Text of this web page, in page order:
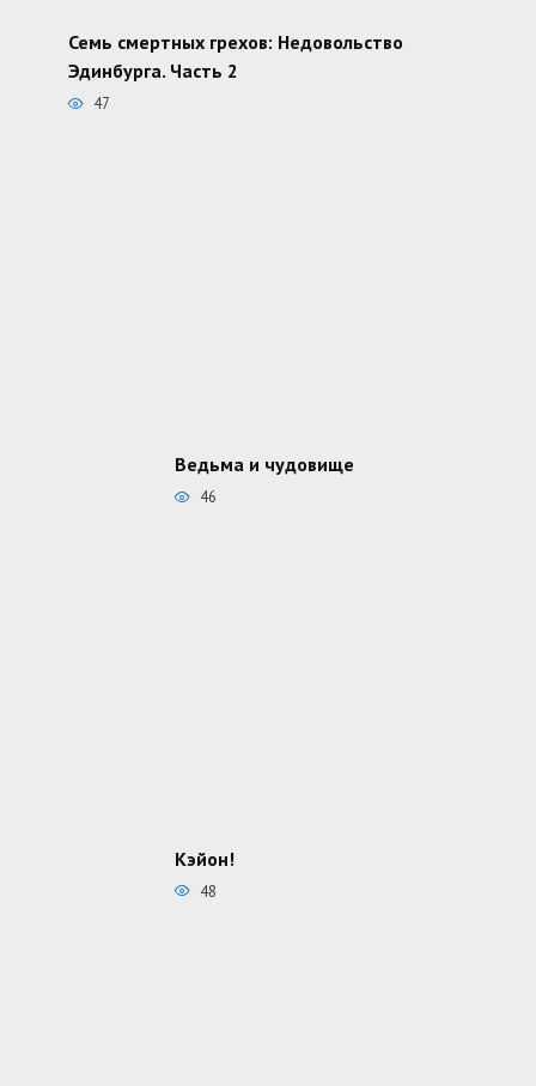
Семь смертных грехов: Недовольство
Эдинбурга. Часть 2
47
Ведьма и чудовище
46
Кэйон!
48